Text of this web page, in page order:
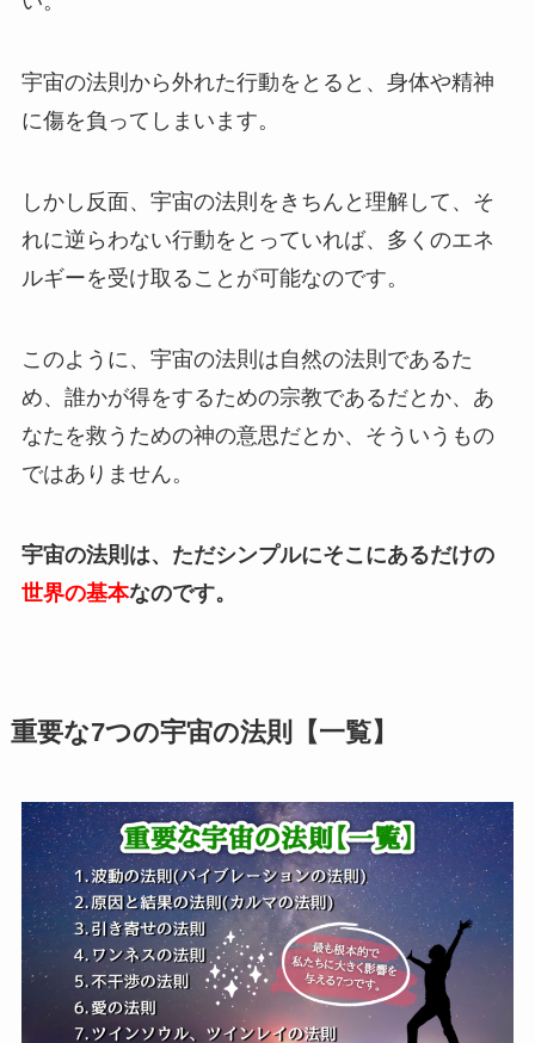
宇宙の法則から外れた行動をとると、身体や精神
に傷を負ってしまいます。
しかし反面、宇宙の法則をきちんと理解して、そ
れに逆らわない行動をとっていれば、多くのエネ
ルギーを受け取ることが可能なのです。
このように、宇宙の法則は自然の法則であるた
め、誰かが得をするための宗教であるだとか、あ
なたを救うための神の意思だとか、そういうもの
ではありません。
宇宙の法則は、ただシンプルにそこにあるだけの
世界の基本なのです。
重要な7つの宇宙の法則【一覧】